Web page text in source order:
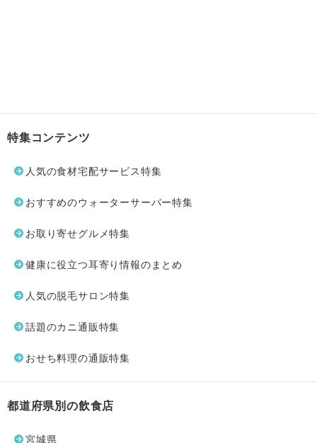
特集コンテンツ
人気の食材宅配サービス特集
おすすめのウォーターサーバー特集
お取り寄せグルメ特集
健康に役立つ耳寄り情報のまとめ
人気の脱毛サロン特集
話題のカニ通販特集
おせち料理の通販特集
都道府県別の飲食店
宮城県